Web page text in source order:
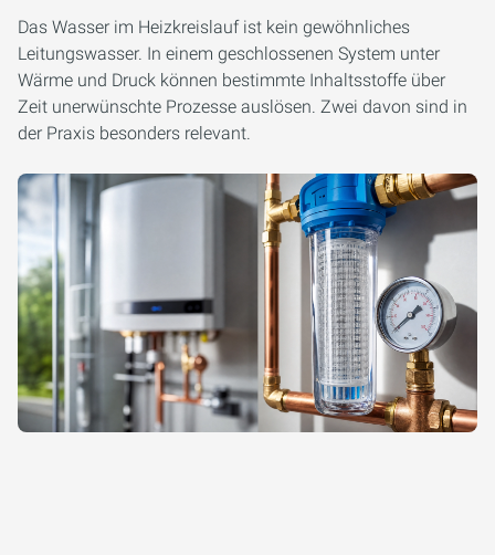
Das Wasser im Heizkreislauf ist kein gewöhnliches
Leitungswasser. In einem geschlossenen System unter
Wärme und Druck können bestimmte Inhaltsstoffe über
Zeit unerwünschte Prozesse auslösen. Zwei davon sind in
der Praxis besonders relevant.